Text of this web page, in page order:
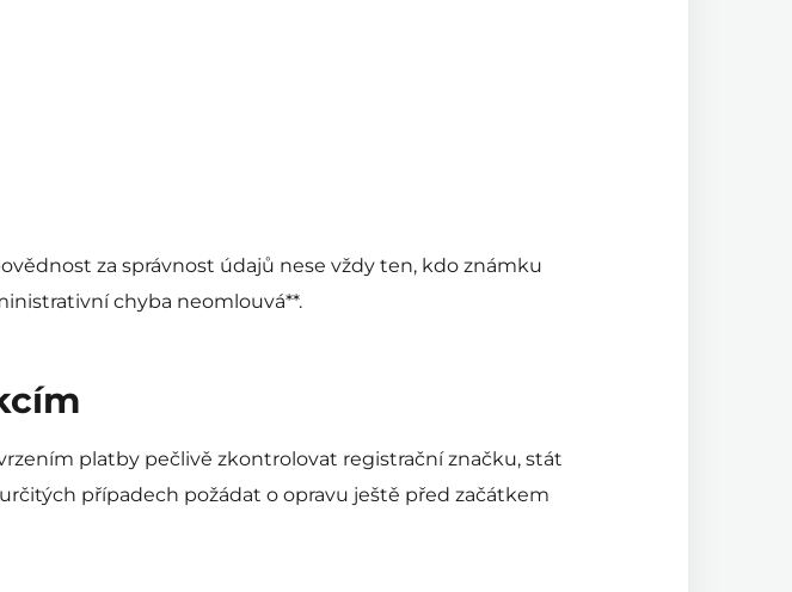
za správnost údajů nese vždy ten, kdo známku
chyba neomlouvá**.
platby pečlivě zkontrolovat registrační značku, stát
případech požádat o opravu ještě před začátkem